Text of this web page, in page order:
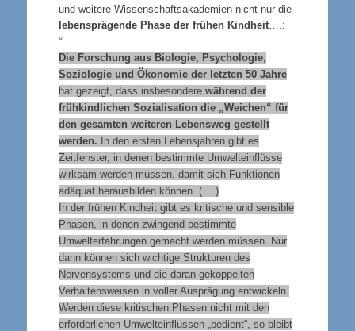
und weitere Wissenschaftsakademien nicht nur die
lebensprägende Phase der frühen Kindheit….:
°
Die Forschung aus Biologie, Psychologie,
Soziologie und Ökonomie der letzten 50 Jahre
hat gezeigt, dass insbesondere während der
frühkindlichen Sozialisation die „Weichen“ für
den gesamten weiteren Lebensweg gestellt
werden. In den ersten Lebensjahren gibt es
Zeitfenster, in denen bestimmte Umwelteinflüsse
wirksam werden müssen, damit sich Funktionen
adäquat herausbilden können. (….)
In der frühen Kindheit gibt es kritische und sensible
Phasen, in denen zwingend bestimmte
Umwelterfahrungen gemacht werden müssen. Nur
dann können sich wichtige Strukturen des
Nervensystems und die daran gekoppelten
Verhaltensweisen in voller Ausprägung entwickeln.
Werden diese kritischen Phasen nicht mit den
erforderlichen Umwelteinflüssen „bedient“, so bleibt